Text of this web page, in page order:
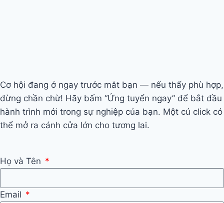
Cơ hội đang ở ngay trước mắt bạn — nếu thấy phù hợp,
đừng chần chừ! Hãy bấm “Ứng tuyển ngay” để bắt đầu
hành trình mới trong sự nghiệp của bạn. Một cú click có
thể mở ra cánh cửa lớn cho tương lai.
Họ và Tên
Email